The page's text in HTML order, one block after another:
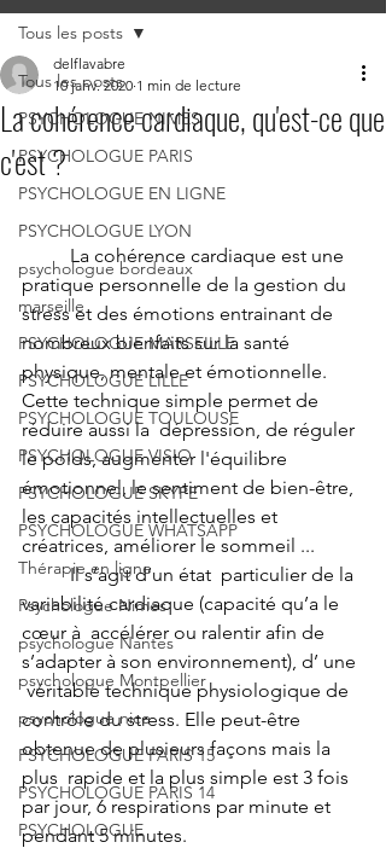
Tous les posts
PSYCHOLOGUE NIMES
PSYCHOLOGUE PARIS
PSYCHOLOGUE EN LIGNE
PSYCHOLOGUE LYON
psychologue bordeaux
marseille
PSYCHOLOGUE MARSEILLE
PSYCHOLOGUE LILLE
PSYCHOLOGUE TOULOUSE
PSYCHOLOGUE VISIO
PSYCHOLOGUE SKYPE
PSYCHOLOGUE WHATSAPP
Thérapie en ligne
Psychologue Nimes
psychologue Nantes
psychologue Montpellier
psychologue nice
PSYCHOLOGUE PARIS 15
PSYCHOLOGUE PARIS 14
PSYCHOLOGUE
Tous les posts
La cohérence cardiaque, qu'est-ce que
c'est ?
delflavabre
10 janv. 2020 1 min de lecture
	La cohérence cardiaque est une
pratique personnelle de la gestion du
stress et des émotions entrainant de
nombreux bienfaits sur la santé
physique, mentale et émotionnelle.
Cette technique simple permet de
réduire aussi la  dépression, de réguler
le poids, augmenter l'équilibre
émotionnel, le sentiment de bien-être,
les capacités intellectuelles et
créatrices, améliorer le sommeil ...
	Il s’agit d’un état  particulier de la
variabilité cardiaque (capacité qu’a le
cœur à  accélérer ou ralentir afin de
s’adapter à son environnement), d’ une
véritable technique physiologique de
contrôle du stress. Elle peut-être
obtenue de plusieurs façons mais la
plus  rapide et la plus simple est 3 fois
par jour, 6 respirations par minute et
pendant 5 minutes.